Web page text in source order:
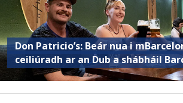
Don Patricio’s: Beár nua i
ceiliúradh ar an Dub a shábháil